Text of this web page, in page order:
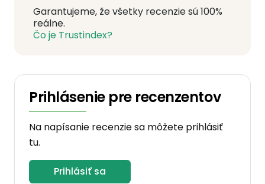
Garantujeme, že všetky recenzie sú 100%
reálne.
Čo je Trustindex?
Prihlásenie pre recenzentov
Na napísanie recenzie sa môžete prihlásiť
tu.
Prihlásiť sa